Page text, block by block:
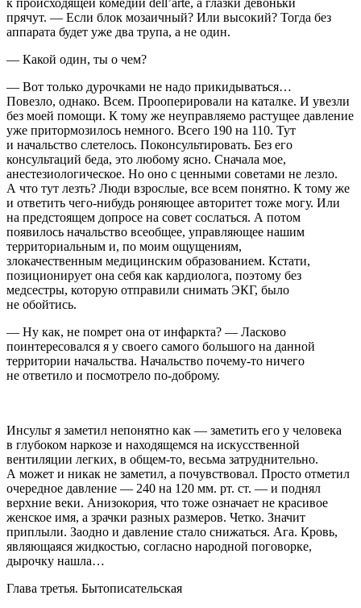
к происходящей комедии dell’arte, а глазки девоньки
прячут. — Если блок мозаичный? Или высокий? Тогда без
аппарата будет уже два трупа, а не один.
— Какой один, ты о чем?
— Вот только дурочками не надо прикидываться…
Повезло, однако. Всем. Прооперировали на каталке. И увезли
без моей помощи. К тому же неуправляемо растущее давление
уже притормозилось немного. Всего 190 на 110. Тут
и начальство слетелось. Поконсультировать. Без его
консультаций беда, это любому ясно. Сначала мое,
анестезиологическое. Но оно с ценными советами не лезло.
А что тут лезть? Люди взрослые, все всем понятно. К тому же
и ответить чего-нибудь роняющее авторитет тоже могу. Или
на предстоящем допросе на совет сослаться. А потом
появилось начальство всеобщее, управляющее нашим
территориальным и, по моим ощущениям,
злокачественным медицинским образованием. Кстати,
позиционирует она себя как кардиолога, поэтому без
медсестры, которую отправили снимать ЭКГ, было
не обойтись.
— Ну как, не помрет она от инфаркта? — Ласково
поинтересовался я у своего самого большого на данной
территории начальства. Начальство почему-то ничего
не ответило и посмотрело по-доброму.
Инсульт я заметил непонятно как — заметить его у человека
в глубоком наркозе и находящемся на искусственной
вентиляции легких, в общем-то, весьма затруднительно.
А может и никак не заметил, а почувствовал. Просто отметил
очередное давление — 240 на 120 мм. рт. ст. — и поднял
верхние веки. Анизокория, что тоже означает не красивое
женское имя, а зрачки разных размеров. Четко. Значит
приплыли. Заодно и давление стало снижаться. Ага. Кровь,
являющаяся жидкостью, согласно народной поговорке,
дырочку нашла…
Глава третья. Бытописательская